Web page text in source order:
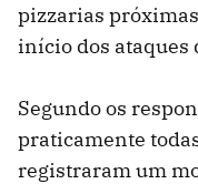
pizzarias
início dos ataques
Segundo os
praticamente
registraram um